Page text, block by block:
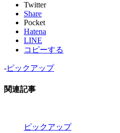
Twitter
Share
Pocket
Hatena
LINE
コピーする
-ピックアップ
関連記事
ピックアップ